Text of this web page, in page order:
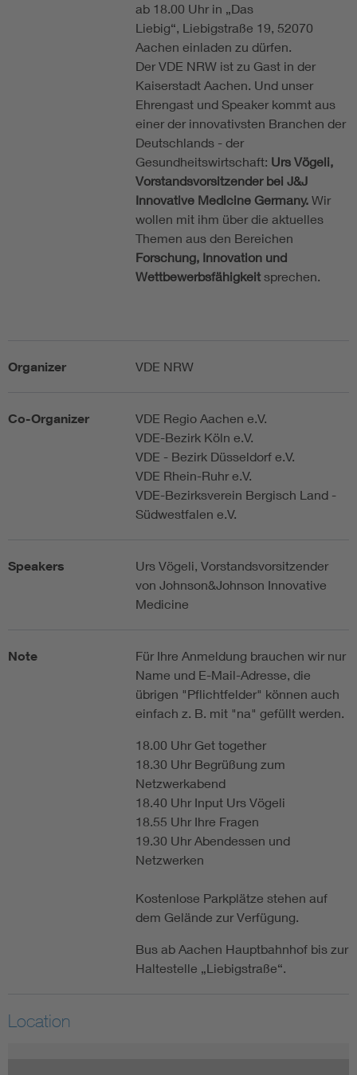
ab 18.00 Uhr in „Das
Liebig“, Liebigstraße 19, 52070
Aachen einladen zu dürfen.
Der VDE NRW ist zu Gast in der
Kaiserstadt Aachen. Und unser
Ehrengast und Speaker kommt aus
einer der innovativsten Branchen der
Deutschlands - der
Gesundheitswirtschaft: Urs Vögeli,
Vorstandsvorsitzender bei J&J
Innovative Medicine Germany. Wir
wollen mit ihm über die aktuelles
Themen aus den Bereichen
Forschung, Innovation und
Wettbewerbsfähigkeit sprechen.
Organizer VDE NRW
Co-Organizer
VDE Regio Aachen e.V.
VDE-Bezirk Köln e.V.
VDE - Bezirk Düsseldorf e.V.
VDE Rhein-Ruhr e.V.
VDE-Bezirksverein Bergisch Land -
Südwestfalen e.V.
Speakers
Urs Vögeli, Vorstandsvorsitzender
von Johnson&Johnson Innovative
Medicine
Note
Für Ihre Anmeldung brauchen wir nur
Name und E-Mail-Adresse, die
übrigen "Pflichtfelder" können auch
einfach z. B. mit "na" gefüllt werden.
18.00 Uhr Get together
18.30 Uhr Begrüßung zum
Netzwerkabend
18.40 Uhr Input Urs Vögeli
18.55 Uhr Ihre Fragen
19.30 Uhr Abendessen und
Netzwerken
Kostenlose Parkplätze stehen auf
dem Gelände zur Verfügung.
Bus ab Aachen Hauptbahnhof bis zur
Haltestelle „Liebigstraße“.
Location